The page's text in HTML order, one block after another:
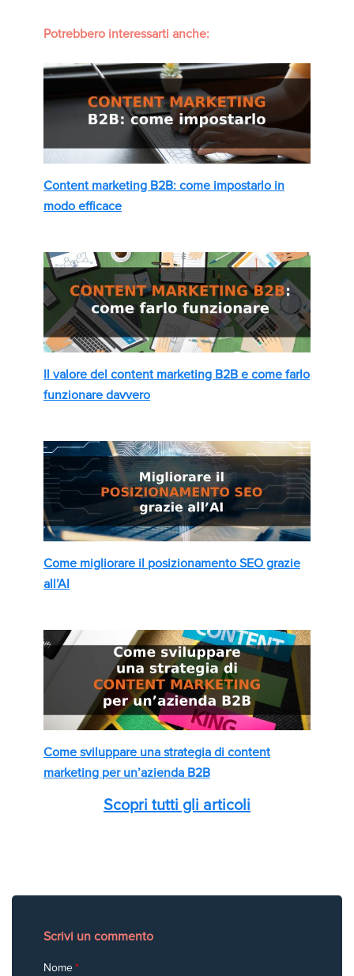
Potrebbero interessarti anche:
Content marketing B2B: come impostarlo in
modo efficace
Il valore del content marketing B2B e come farlo
funzionare davvero
Come migliorare il posizionamento SEO grazie
all’AI
Come sviluppare una strategia di content
marketing per un’azienda B2B
Scopri tutti gli articoli
Scrivi un commento
Nome*